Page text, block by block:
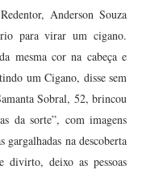
Anderson Souza
para virar um cigano.
mesma cor na cabeça e
um Cigano, disse sem
Sobral, 52, brincou
da sorte”, com imagens
na descoberta
divirto, deixo as pessoas